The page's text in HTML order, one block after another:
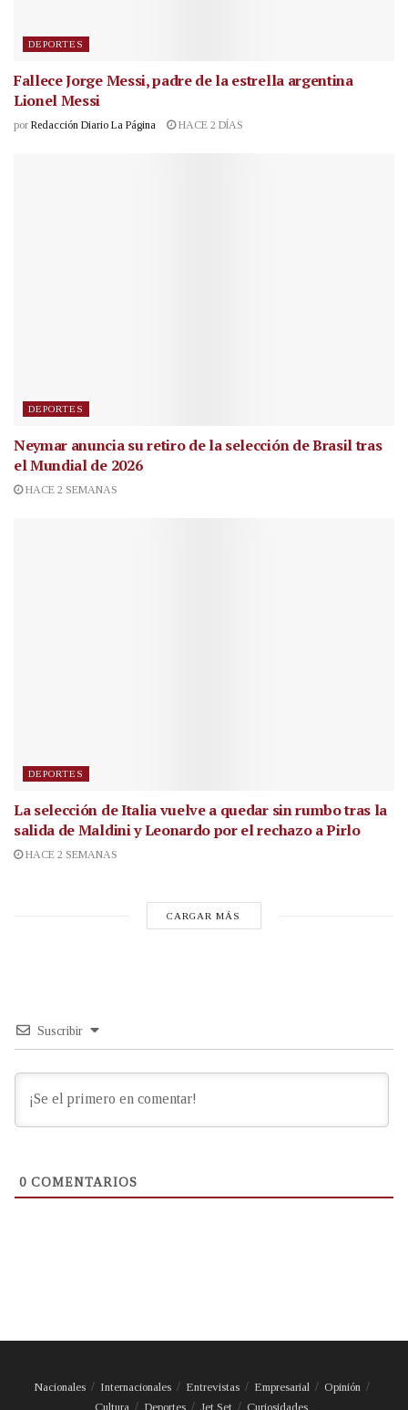
DEPORTES
Fallece Jorge Messi, padre de la estrella argentina
Lionel Messi
por Redacción Diario La Página HACE 2 DÍAS
DEPORTES
Neymar anuncia su retiro de la selección de Brasil tras
el Mundial de 2026
HACE 2 SEMANAS
DEPORTES
La selección de Italia vuelve a quedar sin rumbo tras la
salida de Maldini y Leonardo por el rechazo a Pirlo
HACE 2 SEMANAS
CARGAR MÁS
Suscribir
0 COMENTARIOS
Nacionales Internacionales Entrevistas Empresarial
Opinión
Cultura
Deportes Jet Set Curiosidades